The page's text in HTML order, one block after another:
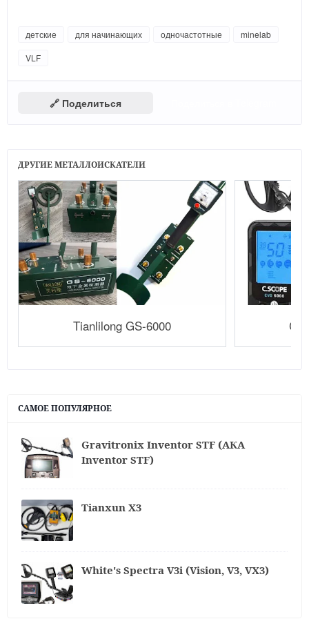
детские для начинающих одночастотные
minelab
VLF
🔗 Поделиться
ДРУГИЕ МЕТАЛЛОИСКАТЕЛИ
Tianlilong GS-6000
САМОЕ ПОПУЛЯРНОЕ
Gravitronix Inventor STF (АКА
Inventor STF)
Tianxun X3
White's Spectra V3i (Vision, V3, VX3)